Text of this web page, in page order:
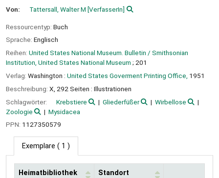
Von: Tattersall, Walter M [VerfasserIn]
Ressourcentyp: Buch
Sprache: Englisch
Reihen: United States National Museum. Bulletin / Smithsonian
Institution, United States National Museum ; 201
Verlag: Washington : United States Goverment Printing Office, 1951
Beschreibung: X, 292 Seiten : Illustrationen
Schlagwörter:
Krebstiere Gliederfüßer
Wirbellose
Zoologie
Mysidacea
PPN: 1127350579
Exemplare ( 1 )
Heimatbibliothek Standort